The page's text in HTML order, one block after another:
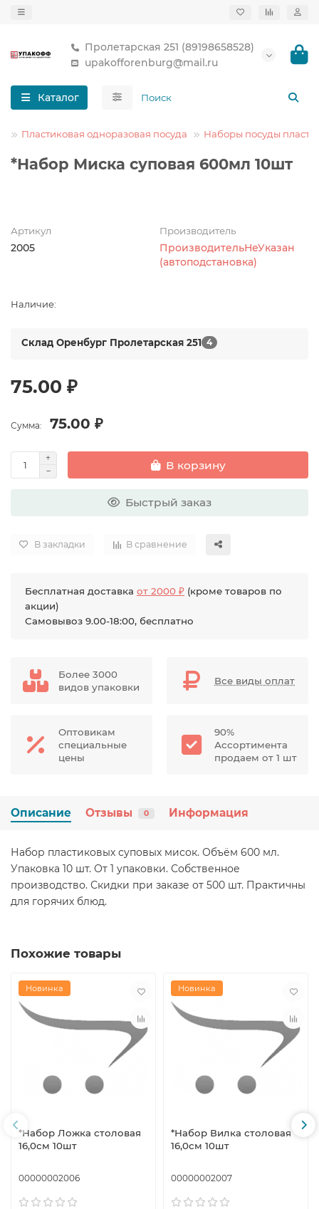
Пролетарская 251 (89198658528)
upakofforenburg@mail.ru
Каталог
Пластиковая одноразовая посуда Наборы посуды
*Набор Миска суповая 600мл 10шт
Артикул
2005
Производитель
ПроизводительНеУказан
(автоподстановка)
Наличие:
Склад Оренбург Пролетарская 251 4
75.00 ₽
Сумма: 75.00 ₽
В корзину
Быстрый заказ
В закладки В сравнение
Бесплатная доставка от 2000 ₽ (кроме товаров по
акции)
Самовывоз 9.00-18:00, бесплатно
Более 3000
видов упаковки
Все виды оплат
Оптовикам
специальные
цены
90%
Ассортимента
продаем от 1 шт
Описание Отзывы 0 Информация
Набор пластиковых суповых мисок. Объём 600 мл.
Упаковка 10 шт. От 1 упаковки. Собственное
производство. Скидки при заказе от 500 шт. Практичны
для горячих блюд.
Похожие товары
Новинка
*Набор Ложка столовая
16,0см 10шт
00000002006
Новинка
*Набор Вилка столовая
16,0см 10шт
00000002007